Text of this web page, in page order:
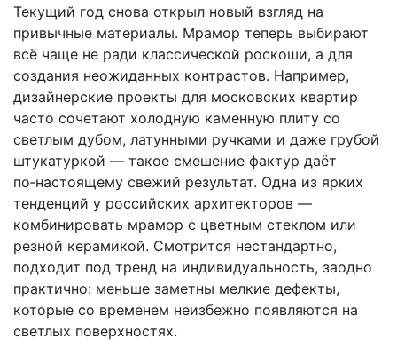
Текущий год снова открыл новый взгляд на
привычные материалы. Мрамор теперь выбирают
всё чаще не ради классической роскоши, а для
создания неожиданных контрастов. Например,
дизайнерские проекты для московских квартир
часто сочетают холодную каменную плиту со
светлым дубом, латунными ручками и даже грубой
штукатуркой — такое смешение фактур даёт
по‑настоящему свежий результат. Одна из ярких
тенденций у российских архитекторов —
комбинировать мрамор с цветным стеклом или
резной керамикой. Смотрится нестандартно,
подходит под тренд на индивидуальность, заодно
практично: меньше заметны мелкие дефекты,
которые со временем неизбежно появляются на
светлых поверхностях.